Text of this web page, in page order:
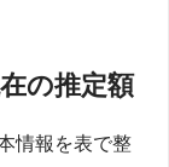
の推定額
情報を表で整